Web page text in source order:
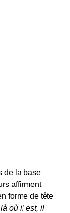
de la base
affirment
forme de tête
là où il est, il